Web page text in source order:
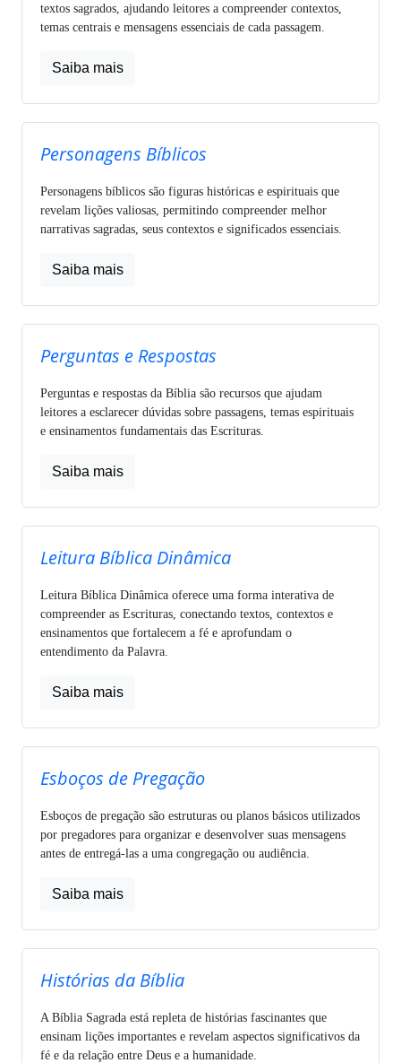
textos sagrados, ajudando leitores a compreender contextos,
temas centrais e mensagens essenciais de cada passagem.
Saiba mais
Personagens Bíblicos
Personagens bíblicos são figuras históricas e espirituais que
revelam lições valiosas, permitindo compreender melhor
narrativas sagradas, seus contextos e significados essenciais.
Saiba mais
Perguntas e Respostas
Perguntas e respostas da Bíblia são recursos que ajudam
leitores a esclarecer dúvidas sobre passagens, temas espirituais
e ensinamentos fundamentais das Escrituras.
Saiba mais
Leitura Bíblica Dinâmica
Leitura Bíblica Dinâmica oferece uma forma interativa de
compreender as Escrituras, conectando textos, contextos e
ensinamentos que fortalecem a fé e aprofundam o
entendimento da Palavra.
Saiba mais
Esboços de Pregação
Esboços de pregação são estruturas ou planos básicos utilizados
por pregadores para organizar e desenvolver suas mensagens
antes de entregá-las a uma congregação ou audiência.
Saiba mais
Histórias da Bíblia
A Bíblia Sagrada está repleta de histórias fascinantes que
ensinam lições importantes e revelam aspectos significativos da
fé e da relação entre Deus e a humanidade.